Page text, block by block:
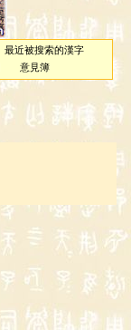
最近被搜索的漢字
意見簿